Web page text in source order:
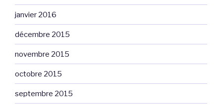
janvier 2016
décembre 2015
novembre 2015
octobre 2015
septembre 2015